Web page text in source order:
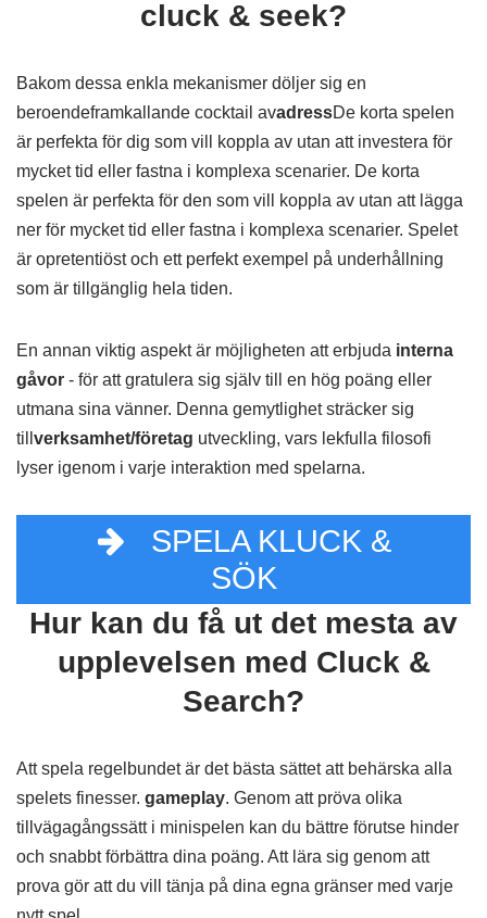
cluck & seek?
Bakom dessa enkla mekanismer döljer sig en
beroendeframkallande cocktail avadressDe korta spelen
är perfekta för dig som vill koppla av utan att investera för
mycket tid eller fastna i komplexa scenarier. De korta
spelen är perfekta för den som vill koppla av utan att lägga
ner för mycket tid eller fastna i komplexa scenarier. Spelet
är opretentiöst och ett perfekt exempel på underhållning
som är tillgänglig hela tiden.
En annan viktig aspekt är möjligheten att erbjuda interna
gåvor - för att gratulera sig själv till en hög poäng eller
utmana sina vänner. Denna gemytlighet sträcker sig
till verksamhet/företag utveckling, vars lekfulla filosofi
lyser igenom i varje interaktion med spelarna.
SPELA KLUCK &
SÖK
Hur kan du få ut det mesta av
upplevelsen med Cluck &
Search?
Att spela regelbundet är det bästa sättet att behärska alla
spelets finesser. gameplay. Genom att pröva olika
tillvägagångssätt i minispelen kan du bättre förutse hinder
och snabbt förbättra dina poäng. Att lära sig genom att
prova gör att du vill tänja på dina egna gränser med varje